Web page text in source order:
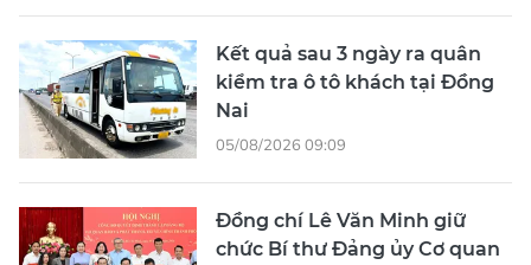
Kết quả sau 3 ngày ra quân
kiểm tra ô tô khách tại Đồng
Nai
05/08/2026 09:09
Đồng chí Lê Văn Minh giữ
chức Bí thư Đảng ủy Cơ quan